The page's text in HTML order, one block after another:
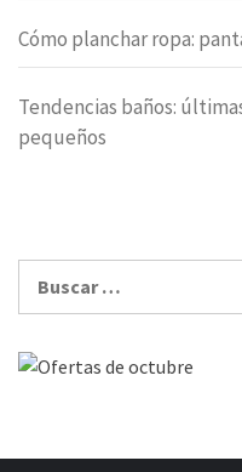
Cómo planchar ropa:
Tendencias baños:
pequeños